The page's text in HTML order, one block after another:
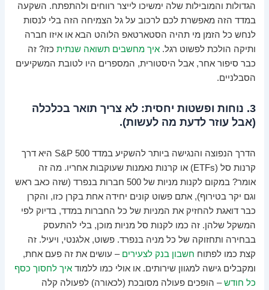
הגדולות והמובילות שלה ימשיכו לייצר רווחים ולהתפתח. השקעה
במדד הזה מאפשרת לכם לרכוב על גל הצמיחה הזה בלי לנסות
לנחש כל הזמן מי תהיה הסטארטאפ הלוהט הבא או איזו חברה
ותיקה הולכת לפשוט רגל.איך מחשבים תשואה שנתית כזו? זה
כבר סיפור אחר, אבל היסטורית, המספרים היו לטובת המשקיעים
הסבלניים.
3. נוחות ופשטות יחסית: לא צריך תואר בכלכלה
(אבל עוזר לדעת מה לעשות).
הדרך הנפוצה והנגישה ביותר להשקיע במדד S&P 500 היא דרך
קרנות סל (ETFs) או קרנות נאמנות שעוקבות אחריו. מה זה
אומר? במקום לקנות מניות של 500 חברות בנפרד (שזה כאב ראש
וגם יקר בטירוף), אתם פשוט קונים יחידה אחת בקרן כזו, והקרן
כבר דואגת להחזיק את המניות של כל החברות במדד, בדיוק לפי
המשקל שלהן. זה כמו לקנות סל מניות מוכן, בלי להתעסק
בבחירה ותחזוקה של כל מניה בנפרד. פשוט, אלגנטי, ויעיל. זה
קצת כמו לפתוח חשבון בנק לצעירים – עושים את זה פעם אחת,
ומקבלים גישה למגוון שירותים. או אולי כמו ללמודאיך לחסוך כסף
כל חודש– הופכים פעולה מסובכת (לכאורה) לפעולה קלה